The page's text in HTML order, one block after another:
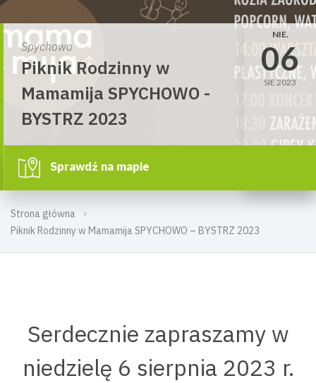
Strona główna
Piknik Rodzinny w Mamamija SPYCHOWO – BYSTRZ 2023
Spychowo
Piknik Rodzinny w
Mamamija SPYCHOWO -
BYSTRZ 2023
NIE.
06
SIE 2023
Sprawdź na mapie
Serdecznie zapraszamy w
niedzielę 6 sierpnia 2023 r.